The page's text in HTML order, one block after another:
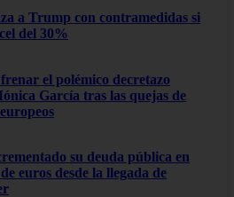
a Trump con contramedidas si
del 30%
el polémico decretazo
García tras las quejas de
su deuda pública en
euros desde la llegada de